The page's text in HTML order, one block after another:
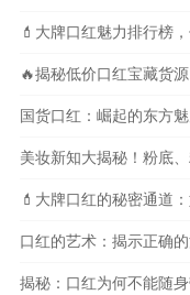
💄大牌口红魅力排行榜
🔥揭秘低价口红宝藏货
国货口红：崛起的东方魅
美妆新知大揭秘！粉底
💄大牌口红的秘密通道
口红的艺术：揭示正确
揭秘：口红为何不能随